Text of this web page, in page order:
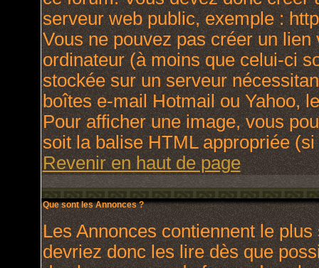
serveur web public, exemple :
Vous ne pouvez pas créer un
ordinateur (à moins que celui-ci
stockée sur un serveur
boîtes e-mail Hotmail ou Yahoo,
Pour afficher une image, vous
soit la balise HTML appropriée
Revenir en haut de page
Que sont les Annonces ?
Les Annonces contiennent le
devriez donc les lire dès que